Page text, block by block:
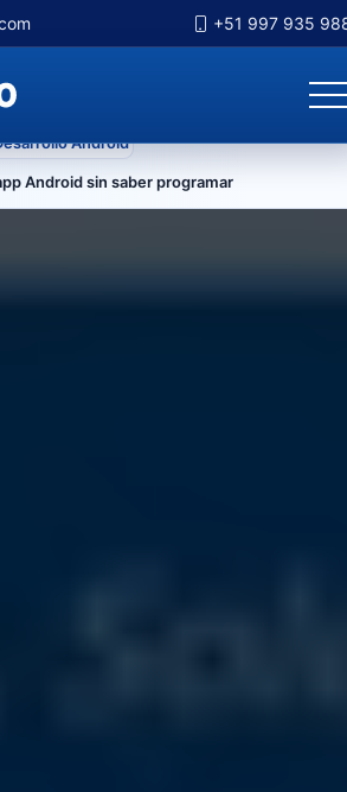
+51 997 935
niveles anteriores
Android
Android sin saber programar